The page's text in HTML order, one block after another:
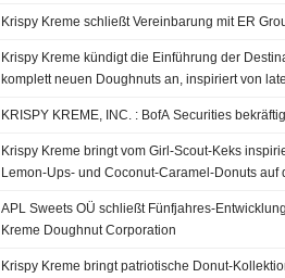
Krispy Kreme schließt Vereinbarung mit ER
Krispy Kreme kündigt die Einführung der
komplett neuen Doughnuts an, inspiriert von
KRISPY KREME, INC. : BofA
Krispy Kreme bringt vom Girl-Scout-Keks
Lemon-Ups- und Coconut-Caramel-Donuts auf
APL Sweets OÜ schließt Fünfjahres-
Kreme Doughnut Corporation
Krispy Kreme bringt patriotische Donut-